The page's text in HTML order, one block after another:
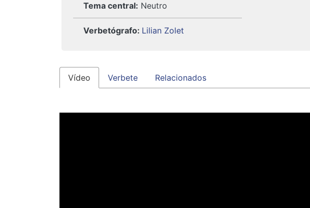
Tema central: Neutro
Verbetógrafo: Lilian Zolet
Vídeo Verbete Relacionados